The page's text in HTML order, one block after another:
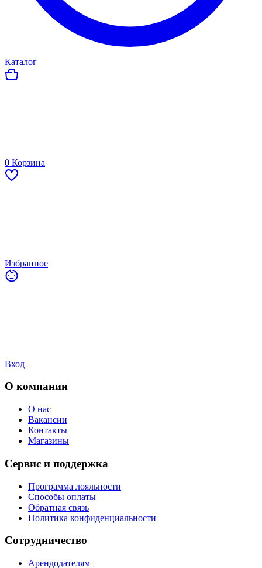
Каталог
0 Корзина
Избранное
Вход
О компании
О нас
Вакансии
Контакты
Магазины
Сервис и поддержка
Программа лояльности
Способы оплаты
Обратная связь
Политика конфиденциальности
Сотрудничество
Арендодателям